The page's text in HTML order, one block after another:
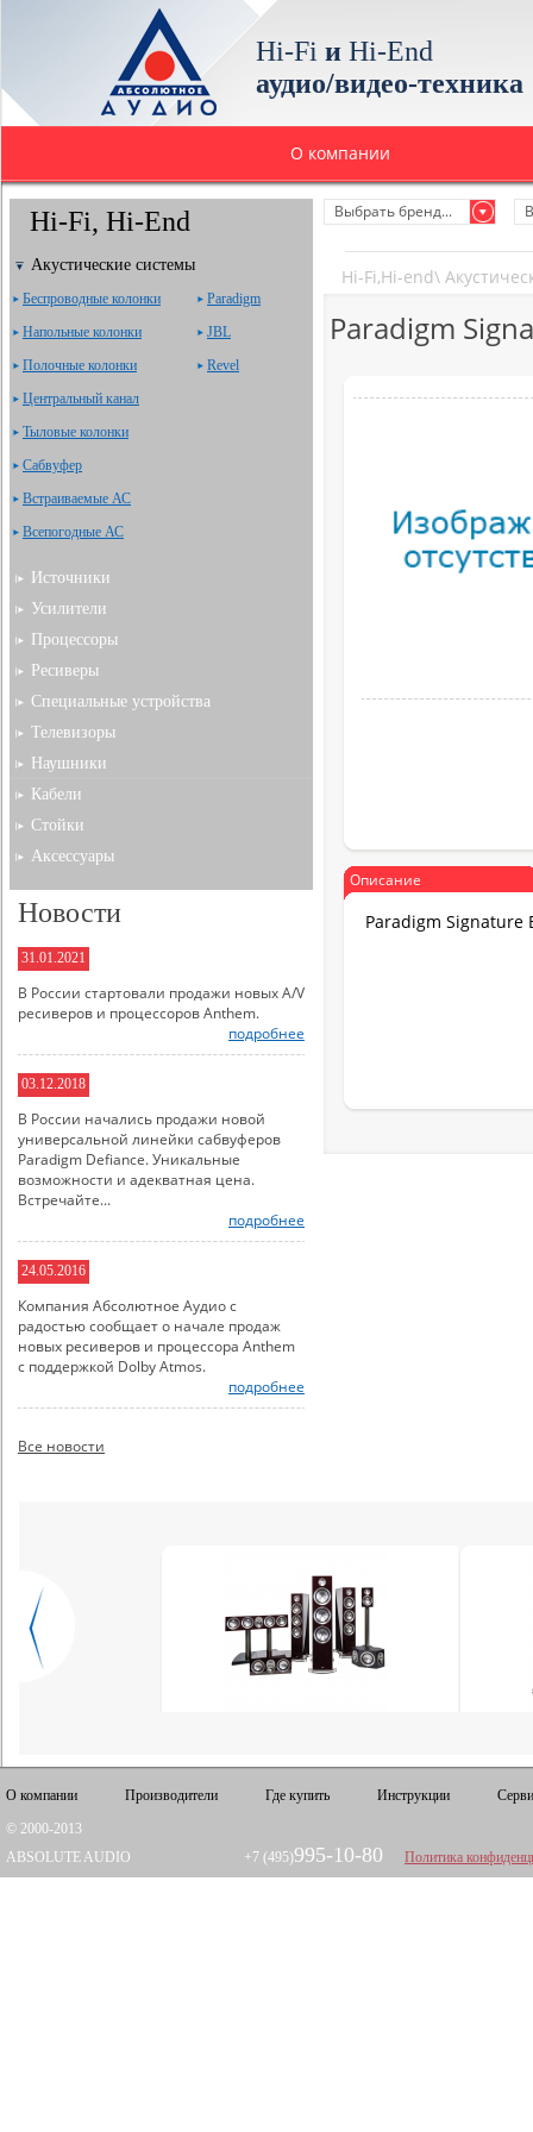
Hi-Fi и Hi-End
аудио/видео-техника
О компании
Выбрать бренд...
Hi-Fi,Hi-end\
Paradigm
Описание
Paradigm Signature
Hi-Fi, Hi-End
Акустические системы
Беспроводные колонки
Напольные колонки
Полочные колонки
Центральный канал
Тыловые колонки
Сабвуфер
Встраиваемые АС
Всепогодные АС
Paradigm
JBL
Revel
Источники
Усилители
Процессоры
Ресиверы
Специальные устройства
Телевизоры
Наушники
Кабели
Стойки
Аксессуары
Новости
31.01.2021
В России стартовали продажи новых A/V
ресиверов и процессоров Anthem.
подробнее
03.12.2018
В России начались продажи новой
универсальной линейки сабвуферов
Paradigm Defiance. Уникальные
возможности и адекватная цена.
Встречайте...
подробнее
24.05.2016
Компания Абсолютное Аудио с
радостью сообщает о начале продаж
новых ресиверов и процессора Anthem
с поддержкой Dolby Atmos.
подробнее
Все новости
О компании Производители Где купить Инструкции
© 2000-2013
ABSOLUTE AUDIO
+7 (495)995-10-80 Политика